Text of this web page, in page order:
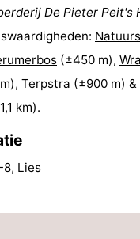
De Pieter Peit's
(±450 m),
Terpstra (±900 m) &
km).
Lies